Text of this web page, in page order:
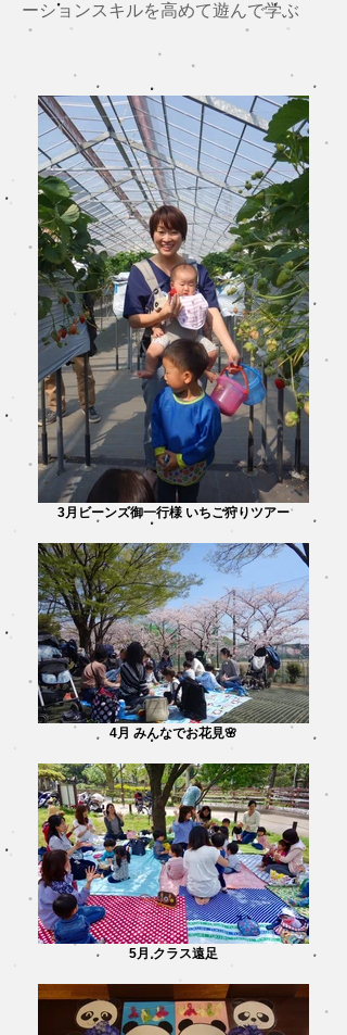
ーションスキルを高めて遊んで学ぶ
3月ビーンズ御一行様 いちご狩りツアー
4月 みんなでお花見🌸
5月 クラス遠足